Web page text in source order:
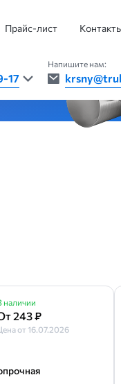
Прайс-лист
17
Напишите нам:
наличии
243 ₽
от 16.07.2026